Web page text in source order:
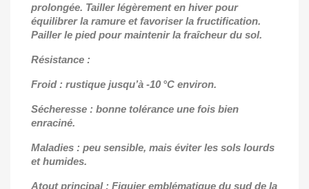
prolongée. Tailler légèrement en hiver pour
équilibrer la ramure et favoriser la fructification.
Pailler le pied pour maintenir la fraîcheur du sol.
Résistance :
Froid : rustique jusqu’à -10 °C environ.
Sécheresse : bonne tolérance une fois bien
enraciné.
Maladies : peu sensible, mais éviter les sols lourds
et humides.
Atout principal : Figuier emblématique du sud de la